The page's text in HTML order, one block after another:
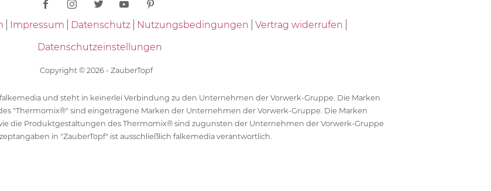
Impressum Datenschutz Nutzungsbedingungen
Vertrag widerrufen
Datenschutzeinstellungen
Copyright © 2026 - ZauberTopf
und steht in keinerlei Verbindung zu den Unternehmen der Vorwerk-Gruppe. Die Marken
"Thermomix®" sind eingetragene Marken der Unternehmen der Vorwerk-Gruppe. Die Marken
die Produktgestaltungen des Thermomix® sind zugunsten der Unternehmen der Vorwerk-Gruppe
in "ZauberTopf" ist ausschließlich falkemedia verantwortlich.